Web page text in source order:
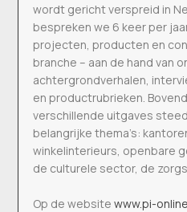
wordt gericht verspreid in
bespreken we 6 keer per
projecten, producten en
branche – aan de hand van
achtergrondverhalen,
en productrubrieken.
verschillende uitgaves
belangrijke thema’s:
winkelinterieurs, openbare
de culturele sector, de
Op de websitewww.pi-